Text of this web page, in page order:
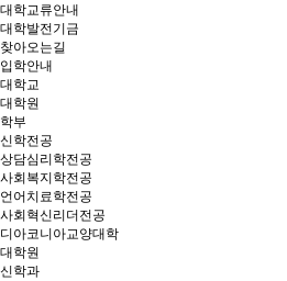
대학교류안내
대학발전기금
찾아오는길
입학안내
대학교
대학원
학부
신학전공
상담심리학전공
사회복지학전공
언어치료학전공
사회혁신리더전공
디아코니아교양대학
대학원
신학과